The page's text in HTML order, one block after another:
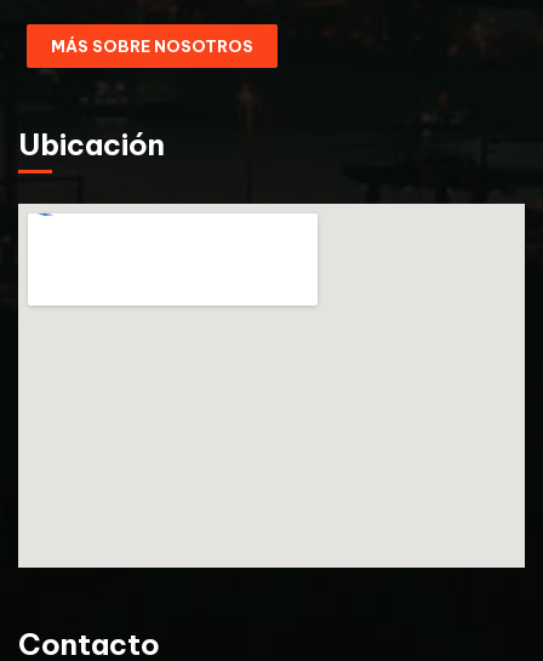
MÁS SOBRE NOSOTROS
Ubicación
Contacto